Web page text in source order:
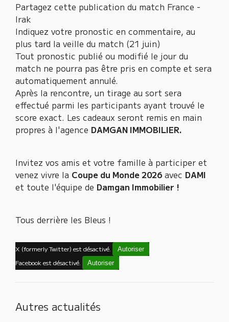
Partagez cette publication du match France -
Irak
Indiquez votre pronostic en commentaire, au
plus tard la veille du match (21 juin)
Tout pronostic publié ou modifié le jour du
match ne pourra pas être pris en compte et sera
automatiquement annulé.
Après la rencontre, un tirage au sort sera
effectué parmi les participants ayant trouvé le
score exact. Les cadeaux seront remis en main
propres à l'agence DAMGAN IMMOBILIER.
Invitez vos amis et votre famille à participer et
venez vivre la Coupe du Monde 2026avec DAMI
et toute l'équipe de Damgan Immobilier !
Tous derrière les Bleus !
X (formerly Twitter) est désactivé. Autoriser
Facebook est désactivé. Autoriser
Autres actualités